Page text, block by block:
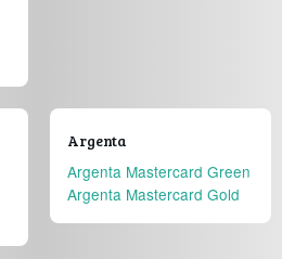
Argenta
Argenta Mastercard Green
Argenta Mastercard Gold